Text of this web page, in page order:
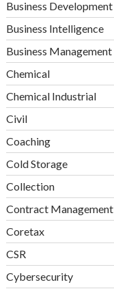
Business Development
Business Intelligence
Business Management
Chemical
Chemical Industrial
Civil
Coaching
Cold Storage
Collection
Contract Management
Coretax
CSR
Cybersecurity